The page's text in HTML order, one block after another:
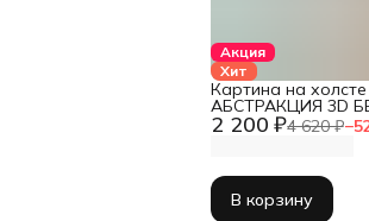
Акция
Хит
2 200 ₽4 620 ₽−
Картина на
АБСТРАКЦИЯ 3D
КС-812-4060
В корзину